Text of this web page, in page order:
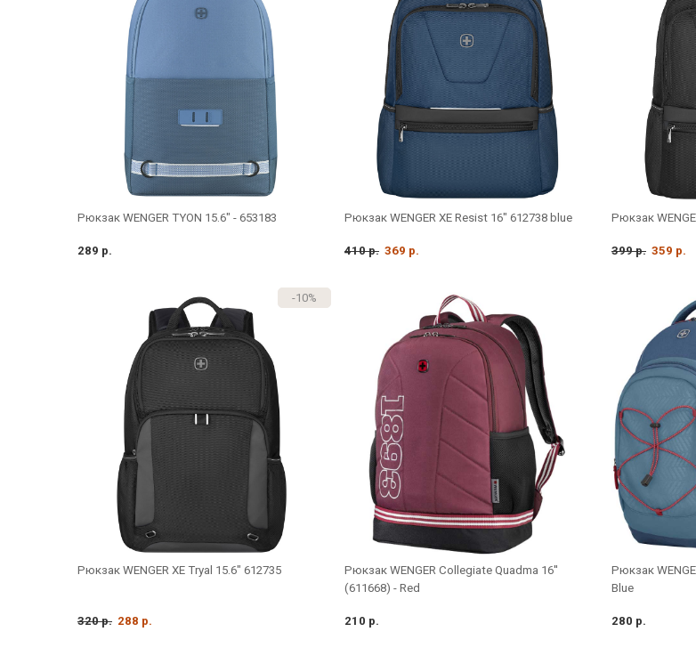
Рюкзак WENGER TYON 15.6" - 653183
289 р.
Рюкзак WENGER XE Resist 16" 612738 blue
410 р. 369 р.
Рюкзак
399 р. 359 р.
-10%
Рюкзак WENGER XE Tryal 15.6" 612735
320 р. 288 р.
Рюкзак WENGER Collegiate Quadma 16''
(611668) - Red
210 р.
Рюкзак
Blue
280 р.